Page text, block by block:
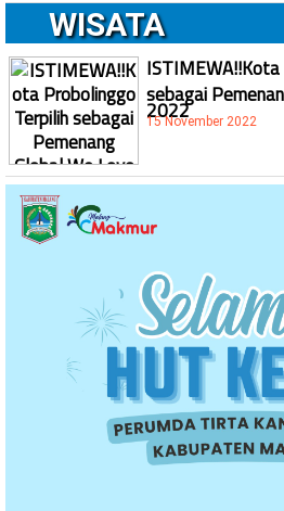
WISATA
sebagai
2022
15 November 2022